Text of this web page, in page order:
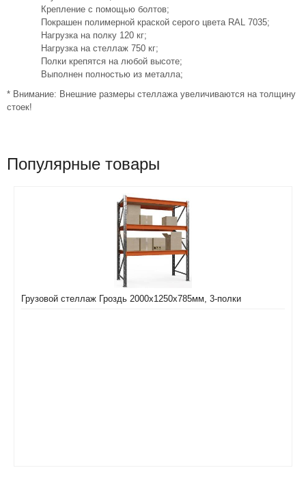
Крепление с помощью болтов;
Покрашен полимерной краской серого цвета RAL 7035;
Нагрузка на полку 120 кг;
Нагрузка на стеллаж 750 кг;
Полки крепятся на любой высоте;
Выполнен полностью из металла;
* Внимание: Внешние размеры стеллажа увеличиваются на толщину
стоек!
Популярные товары
Грузовой стеллаж Гроздь 2000х1250х785мм, 3-полки